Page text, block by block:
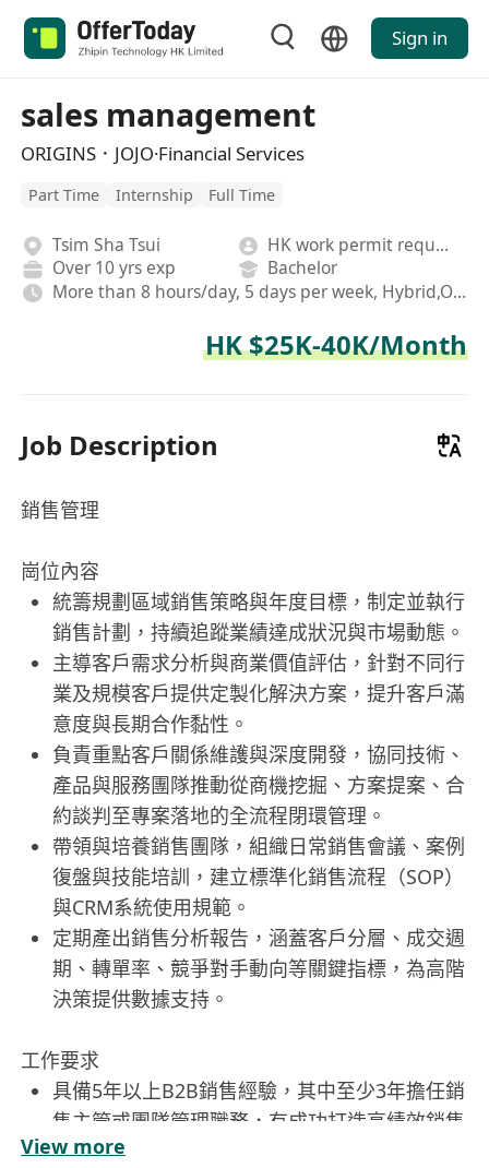
Sign in
sales management
ORIGINS．JOJO·Financial Services
Part Time Internship Full Time
Tsim Sha Tsui
HK work permit required
Over 10 yrs exp
Bachelor
More than 8 hours/day, 5 days per week, Hybrid,On-site,Fixed
HK $25K-40K/Month
Job Description
銷售管理
崗位內容
統籌規劃區域銷售策略與年度目標，制定並執行
銷售計劃，持續追蹤業績達成狀況與市場動態。
主導客戶需求分析與商業價值評估，針對不同行
業及規模客戶提供定製化解決方案，提升客戶滿
意度與長期合作黏性。
負責重點客戶關係維護與深度開發，協同技術、
產品與服務團隊推動從商機挖掘、方案提案、合
約談判至專案落地的全流程閉環管理。
帶領與培養銷售團隊，組織日常銷售會議、案例
復盤與技能培訓，建立標準化銷售流程（SOP）
與CRM系統使用規範。
定期產出銷售分析報告，涵蓋客戶分層、成交週
期、轉單率、競爭對手動向等關鍵指標，為高階
決策提供數據支持。
工作要求
具備5年以上B2B銷售經驗，其中至少3年擔任銷
售主管或團隊管理職務，有成功打造高績效銷售
團隊之實績者優先。
View more